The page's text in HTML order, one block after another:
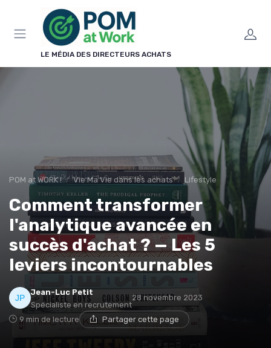
LE MÉDIA DES DIRECTEURS ACHATS
POM at WORK ! Vie Ma Vie dans les achats Lifestyle
Comment transformer
l'analytique avancée en
succès d'achat ? — Les 5
leviers incontournables
Jean-Luc Petit
Spécialiste en recrutement
28 novembre 2023
9 min de lecture Partager cette page
Panneau de gestion des cookies